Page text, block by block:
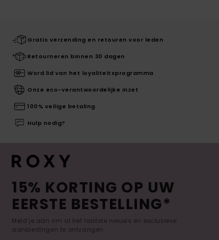
Gratis verzending en retouren voor leden
Retourneren binnen 30 dagen
Word lid van het loyaliteitsprogramma
Onze eco-verantwoordelijke inzet
100% veilige betaling
Hulp nodig?
15% KORTING OP UW
EERSTE BESTELLING*
Meld je aan om al het laatste nieuws en exclusieve
aanbiedingen te ontvangen.